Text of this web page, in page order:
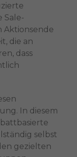
Sale-
Aktionsende
die an
dass
In diesem
selbst
gezielten